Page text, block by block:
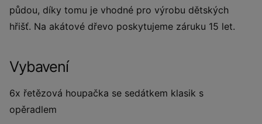
půdou, díky tomu je vhodné pro výrobu dětských
hřišť. Na akátové dřevo poskytujeme záruku 15 let.
Vybavení
6x řetězová houpačka se sedátkem klasik s
opěradlem